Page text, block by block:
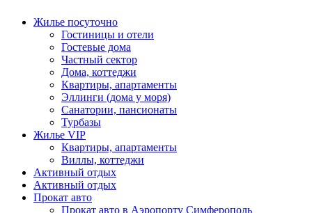
Жилье посуточно
Гостиницы и отели
Гостевые дома
Частный сектор
Дома, коттеджи
Квартиры, апартаменты
Эллинги (дома у моря)
Санатории, пансионаты
Турбазы
Жилье VIP
Квартиры, апартаменты
Виллы, коттеджи
Активный отдых
Активный отдых
Прокат авто
Прокат авто в Аэропорту Симферополь